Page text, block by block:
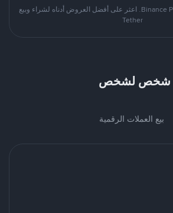
قُم بمُبادلة USDT على Binance P2P. اعثر على أفضل العروض أدناه لشراء وبيع
Tether
من شخص لشخص
بيع العملات الرقمية